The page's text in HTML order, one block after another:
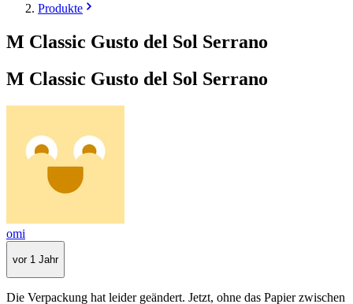
Produkte
M Classic Gusto del Sol Serrano
M Classic Gusto del Sol Serrano
omi
vor 1 Jahr
Die Verpackung hat leider geändert. Jetzt, ohne das Papier zwischen